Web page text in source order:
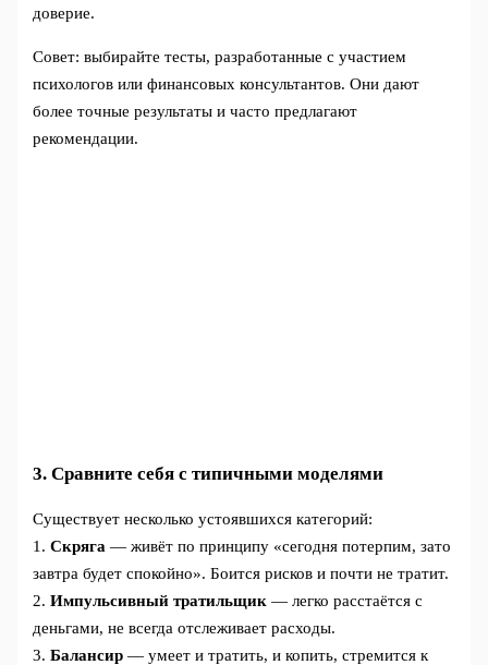
доверие.
Совет: выбирайте тесты, разработанные с участием
психологов или финансовых консультантов. Они дают
более точные результаты и часто предлагают
рекомендации.
3. Сравните себя с типичными моделями
Существует несколько устоявшихся категорий:
1.Скряга — живёт по принципу «сегодня потерпим, зато
завтра будет спокойно». Боится рисков и почти не тратит.
2.Импульсивный тратильщик — легко расстаётся с
деньгами, не всегда отслеживает расходы.
3.Балансир — умеет и тратить, и копить, стремится к